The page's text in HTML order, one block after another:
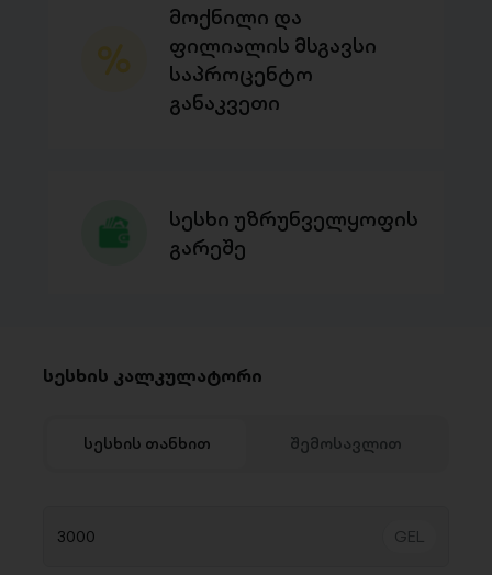
მოქნილი და
ფილიალის მსგავსი
საპროცენტო
განაკვეთი
სესხი უზრუნველყოფის
გარეშე
სესხის კალკულატორი
სესხის თანხით შემოსავლით